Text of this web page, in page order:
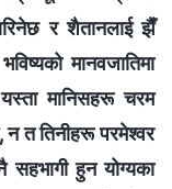
र शैतानलाई झैँ
मानवजातिमा
मानिसहरू चरम
न त तिनीहरू परमेश्‍वर
सहभागी हुन योग्यका